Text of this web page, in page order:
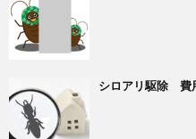
シロアリ駆除 費